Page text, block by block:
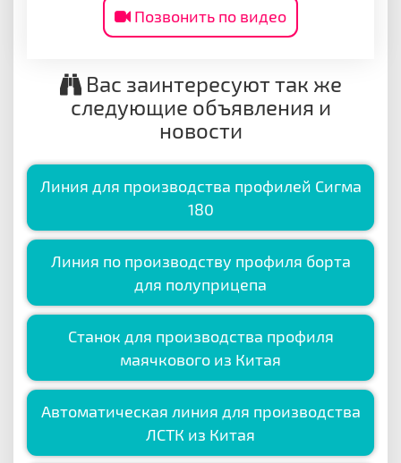
Позвонить по видео
Вас заинтересуют так же
следующие объявления и
новости
Линия для производства профилей Сигма
180
Линия по производству профиля борта
для полуприцепа
Станок для производства профиля
маячкового из Китая
Aвтоматическая линия для производства
ЛСТК из Китая